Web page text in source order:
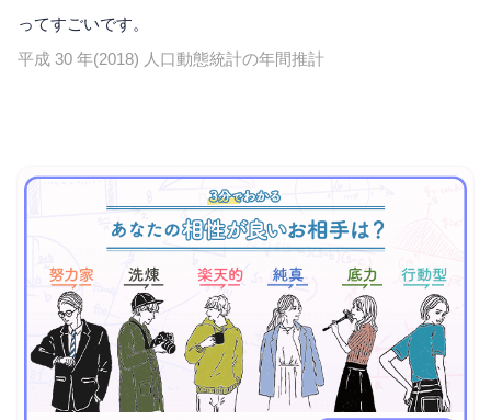
ってすごいです。
平成 30 年(2018) 人口動態統計の年間推計